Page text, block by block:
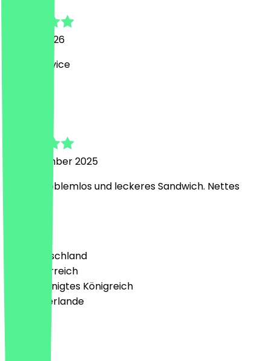
4. März 2026
Super Service
13. September 2025
Super, problemlos und leckeres Sandwich. Nettes
🇩🇪 Deutschland
🇦🇹 Österreich
🇬🇧 Vereinigtes Königreich
🇳🇱 Niederlande
Deutsch